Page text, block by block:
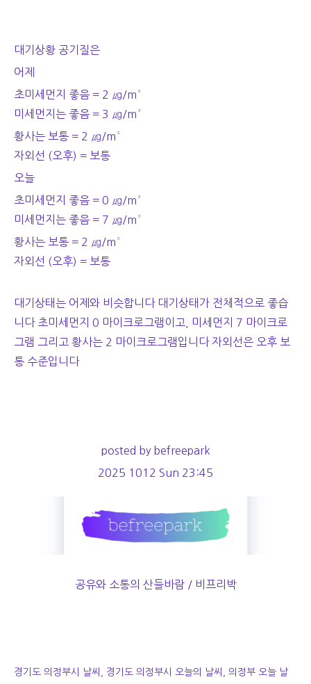
대기상황 공기질은
어제
초미세먼지 좋음 = 2 ㎍/m³
미세먼지는 좋음 = 3 ㎍/m³
황사는 보통 = 2 ㎍/m³
자외선 (오후) = 보통
오늘
초미세먼지 좋음 = 0 ㎍/m³
미세먼지는 좋음 = 7 ㎍/m³
황사는 보통 = 2 ㎍/m³
자외선 (오후) = 보통
대기상태는 어제와 비슷합니다 대기상태가 전체적으로 좋습
니다 초미세먼지 0 마이크로그램이고, 미세먼지 7 마이크로
그램 그리고 황사는 2 마이크로그램입니다 자외선은 오후 보
통 수준입니다
posted by befreepark
2025 1012 Sun 23:45
공유와 소통의 산들바람 / 비프리박
경기도 의정부시 날씨, 경기도 의정부시 오늘의 날씨, 의정부 오늘 날